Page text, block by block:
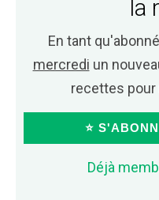
la
En tant
mercredi un
recettes pour
⭐
Déjà